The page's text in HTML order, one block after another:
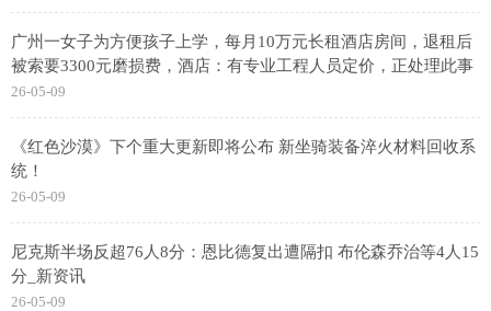
广州一女子为方便孩子上学，每月10万元长租酒店房间，退租后
被索要3300元磨损费，酒店：有专业工程人员定价，正处理此事
26-05-09
《红色沙漠》下个重大更新即将公布 新坐骑装备淬火材料回收系
统！
26-05-09
尼克斯半场反超76人8分：恩比德复出遭隔扣 布伦森乔治等4人15
分_新资讯
26-05-09